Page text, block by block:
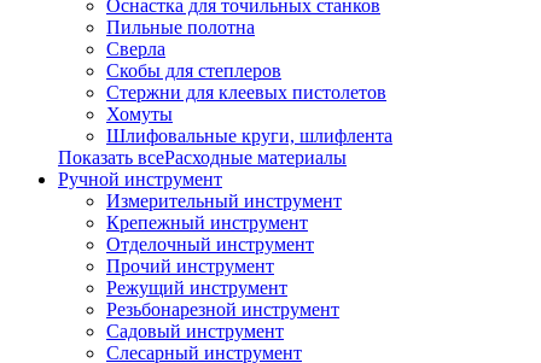
Оснастка для точильных станков
Пильные полотна
Сверла
Скобы для степлеров
Стержни для клеевых пистолетов
Хомуты
Шлифовальные круги, шлифлента
Показать всеРасходные материалы
Ручной инструмент
Измерительный инструмент
Крепежный инструмент
Отделочный инструмент
Прочий инструмент
Режущий инструмент
Резьбонарезной инструмент
Садовый инструмент
Слесарный инструмент